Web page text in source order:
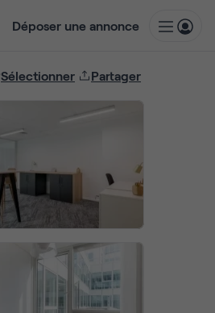
Déposer une annonce
Sélectionner Partager